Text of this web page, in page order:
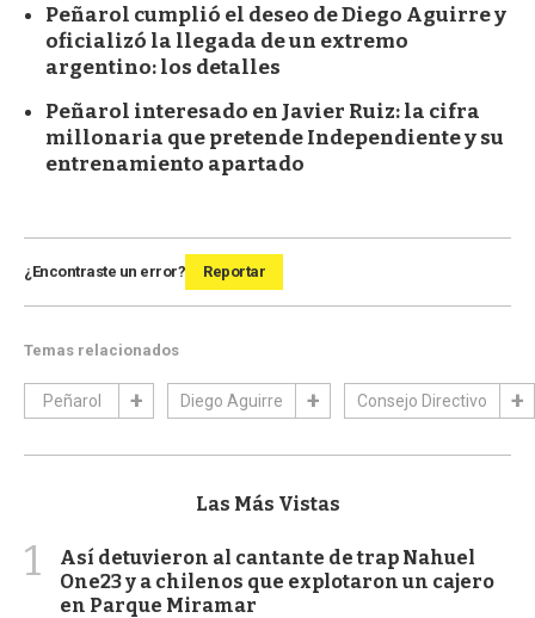
Peñarol cumplió el deseo de Diego Aguirre y
oficializó la llegada de un extremo
argentino: los detalles
Peñarol interesado en Javier Ruiz: la cifra
millonaria que pretende Independiente y su
entrenamiento apartado
¿Encontraste un error? Reportar
Temas relacionados
Peñarol Diego Aguirre Consejo Directivo
Las Más Vistas
1
Así detuvieron al cantante de trap Nahuel
One23 y a chilenos que explotaron un cajero
en Parque Miramar